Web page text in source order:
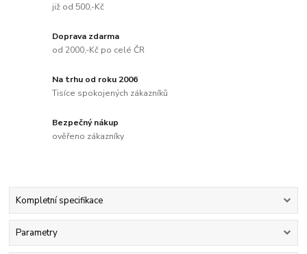
již od 500,-Kč
Doprava zdarma
od 2000,-Kč po celé ČR
Na trhu od roku 2006
Tisíce spokojených zákazníků
Bezpečný nákup
ověřeno zákazníky
Kompletní specifikace
Parametry